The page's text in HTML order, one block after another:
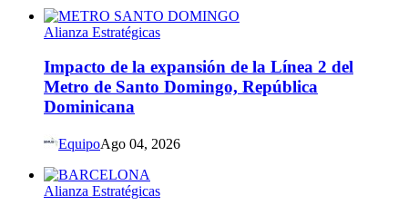
Alianza Estratégicas
Impacto de la expansión de la Línea 2 del
Metro de Santo Domingo, República
Dominicana
EquipoAgo 04, 2026
Alianza Estratégicas